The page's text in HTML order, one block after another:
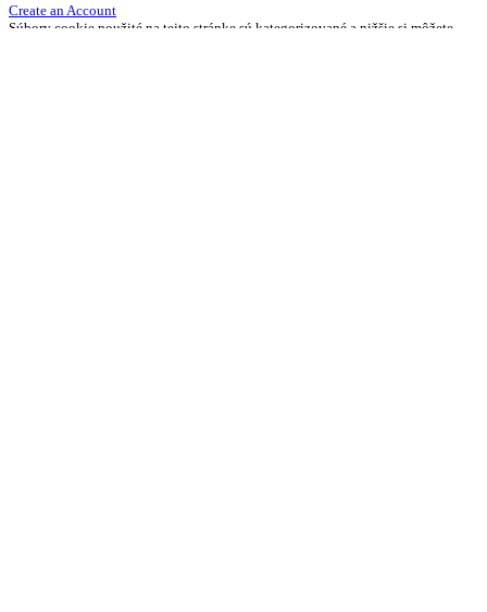
Create an Account
Súbory cookie použité na tejto stránke sú kategorizované a nižšie si môžete